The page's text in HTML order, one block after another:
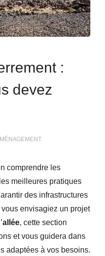
:
devez
comprendre les
meilleures pratiques
des infrastructures
envisagiez un projet
allée, cette section
et vous guidera dans
adaptées à vos besoins.